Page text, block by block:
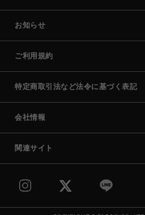
お知らせ
ご利用規約
特定商取引法など法令に基づく表記
会社情報
関連サイト